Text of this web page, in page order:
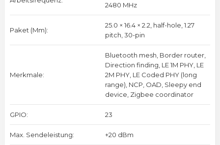
2480 MHz
Paket (mm):
25.0 × 16.4 × 2.2, half-hole, 1.27
pitch, 30-pin
Merkmale:
Bluetooth mesh, Border router,
Direction finding, LE 1M PHY, LE
2M PHY, LE Coded PHY (long
range), NCP, OAD, Sleepy end
device, Zigbee coordinator
GPIO: 23
Max. Sendeleistung: +20 dBm